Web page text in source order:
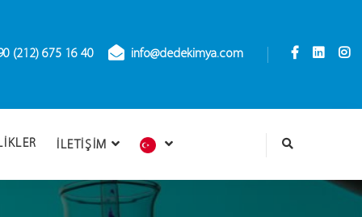
(212) 675 16 40 info@dedekimya.com
İLETIŞIM